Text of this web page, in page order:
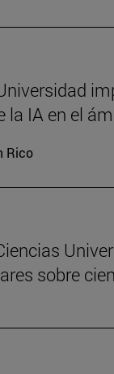
la IA en el
Rico
sobre